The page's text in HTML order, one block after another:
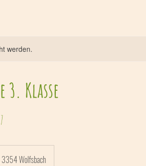
werden.
3. Klasse
Wolfsbach